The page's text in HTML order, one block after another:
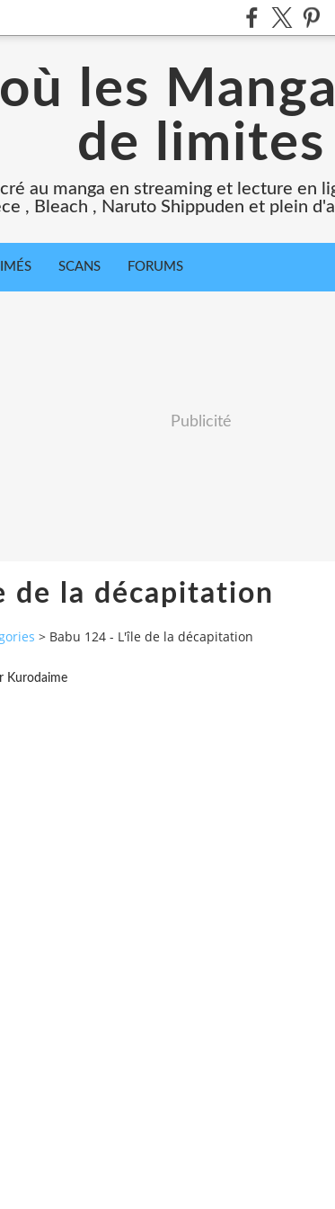
les
de limites
au manga en streaming et lecture en
, Bleach , Naruto Shippuden et plein
SCANS FORUMS
Publicité
de la décapitation
> Babu 124 - L'île de la décapitation
Kurodaime